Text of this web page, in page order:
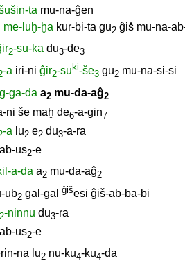
ta mu-na-ĝen
me-luḫ-ḫa kur-bi-ta gu2 ĝiš mu-na-
2-su-ka du3-de3
-a iri-ni ĝir2-suki-še3 gu2 mu-na-si-si
ga-da a2 mu-da-aĝ2
ni še maḫ de6-a-gin7
-a lu2 e2 du3-a-ra
us2-e
a-da a2 mu-da-aĝ2
ub2 gal-gal ĝišesi ĝiš-ab-ba-bi
2-ninnu du3-ra
us2-e
na lu2 nu-ku4-ku4-da